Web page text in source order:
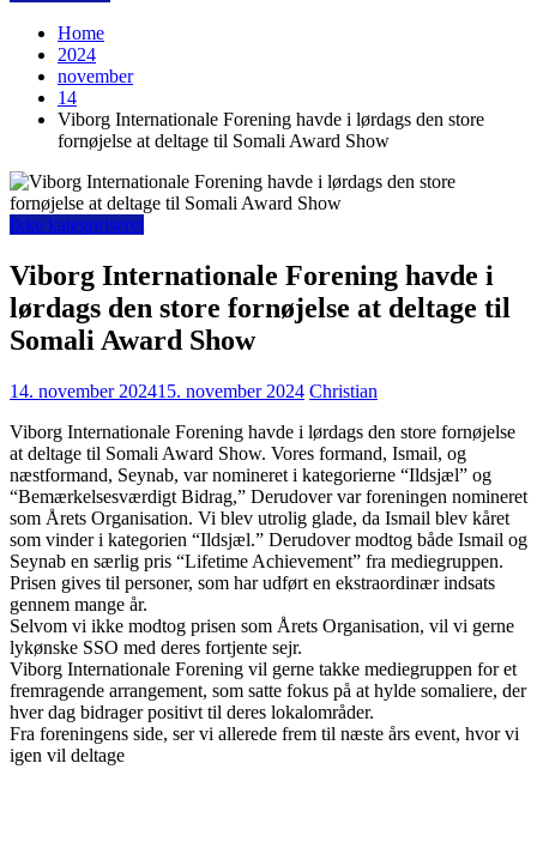
Home
2024
november
14
Viborg Internationale Forening havde i lørdags den store
fornøjelse at deltage til Somali Award Show
Ikke kategoriseret
Viborg Internationale Forening havde i
lørdags den store fornøjelse at deltage til
Somali Award Show
14. november 202415. november 2024 Christian
Viborg Internationale Forening havde i lørdags den store fornøjelse
at deltage til Somali Award Show. Vores formand, Ismail, og
næstformand, Seynab, var nomineret i kategorierne “Ildsjæl” og
“Bemærkelsesværdigt Bidrag,” Derudover var foreningen nomineret
som Årets Organisation. Vi blev utrolig glade, da Ismail blev kåret
som vinder i kategorien “Ildsjæl.” Derudover modtog både Ismail og
Seynab en særlig pris “Lifetime Achievement” fra mediegruppen.
Prisen gives til personer, som har udført en ekstraordinær indsats
gennem mange år.
Selvom vi ikke modtog prisen som Årets Organisation, vil vi gerne
lykønske SSO med deres fortjente sejr.
Viborg Internationale Forening vil gerne takke mediegruppen for et
fremragende arrangement, som satte fokus på at hylde somaliere, der
hver dag bidrager positivt til deres lokalområder.
Fra foreningens side, ser vi allerede frem til næste års event, hvor vi
igen vil deltage